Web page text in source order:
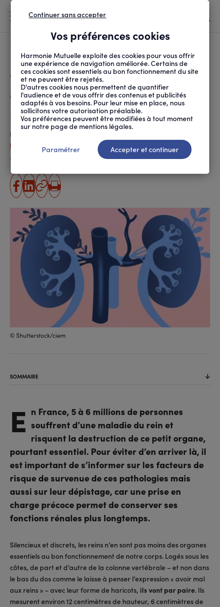
D'ARIANE
ACCUEIL SANTÉ ET SOINS MALADIES ET TRAITEMENTS COMMENT PRENDRE SOIN...
Comment prendre soin de ses
reins ?
Publié le
Léa Vandeputte - ANPM-France Mutualité
Temps de lecture estimé 7 minute(s)
partager
sur
facebook
partager
sur
linkedin
Copier
l'URL
Imprimer
© Shutterstock/ciem
SOMMAIRE
E n France, 5 à 6 millions de personnes
souffrent d’une maladie du rein et
risquent la destruction de ce petit organe,
pourtant essentiel. Pour éviter d’en arriver là, il
est important de s’informer sur les facteurs de
risque de survenue de ces pathologies mais
aussi sur leur dépistage, car une prise en
charge précoce permet de conserver ses
fonctions rénales plus longtemps.
Silencieux et discrets, les reins n’en sont pas moins des organes
essentiels au bon fonctionnement de notre corps. Logés sous les
côtes, de part et d’autre de la colonne vertébrale – et non dans
le bas du dos comme le laisse à penser l’expression « avoir mal
aux reins » – avec leur forme de haricots, ils vont par paire. Ils
mesurent environ 12 centimètres de hauteur, 6 centimètres de
Vos préférences cookies
Harmonie Mutuelle exploite des cookies pour vous offrir
une expérience de navigation améliorée. Certains de
ces cookies sont essentiels au bon fonctionnement du site
et ne peuvent être rejetés.
D'autres cookies nous permettent de quantifier
l'audience et de vous offrir des contenus et publicités
adaptés à vos besoins. Pour leur mise en place, nous
sollicitons votre autorisation préalable.
Vos préférences peuvent être modifiées à tout moment
sur notre page de mentions légales.
Continuer sans accepter
Paramétrer Accepter et continuer